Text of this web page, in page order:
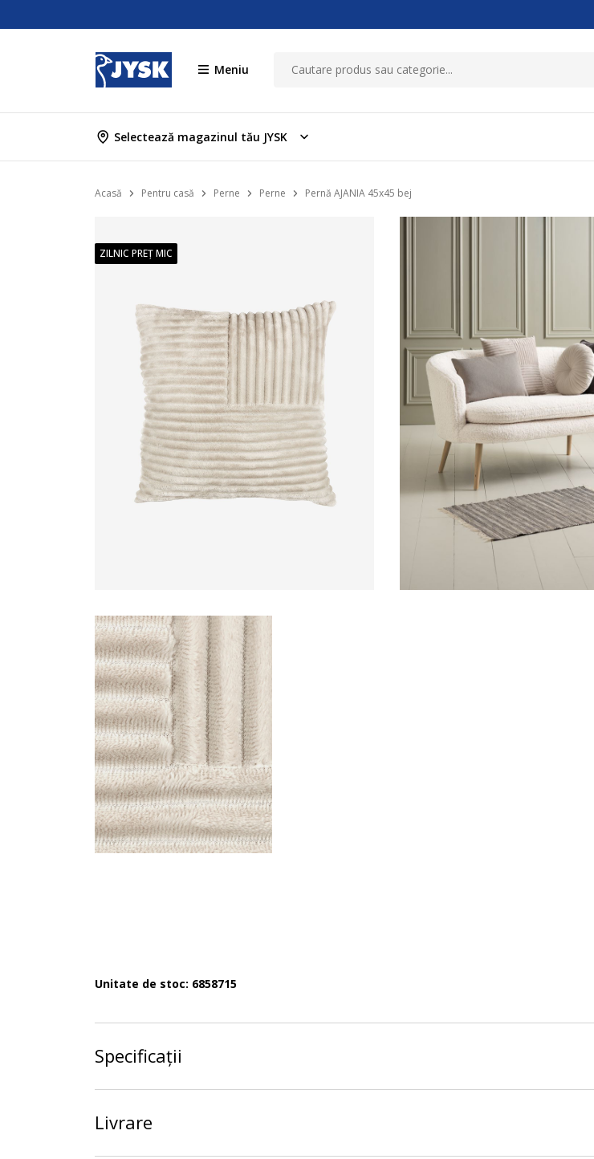
Meniu
Selectează magazinul tău JYSK
Acasă Pentru casă Perne Perne Pernă AJANIA 45x45 bej
ZILNIC PREȚ MIC
Unitate de stoc: 6858715
Specificații
Livrare